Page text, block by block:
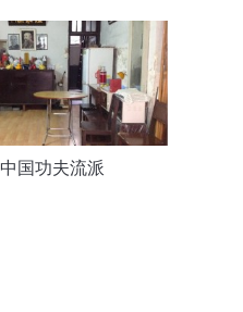
中国功夫流派